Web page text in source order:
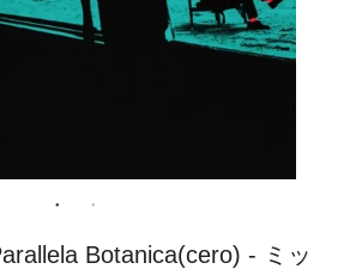
Botanica(cero) - ミッ